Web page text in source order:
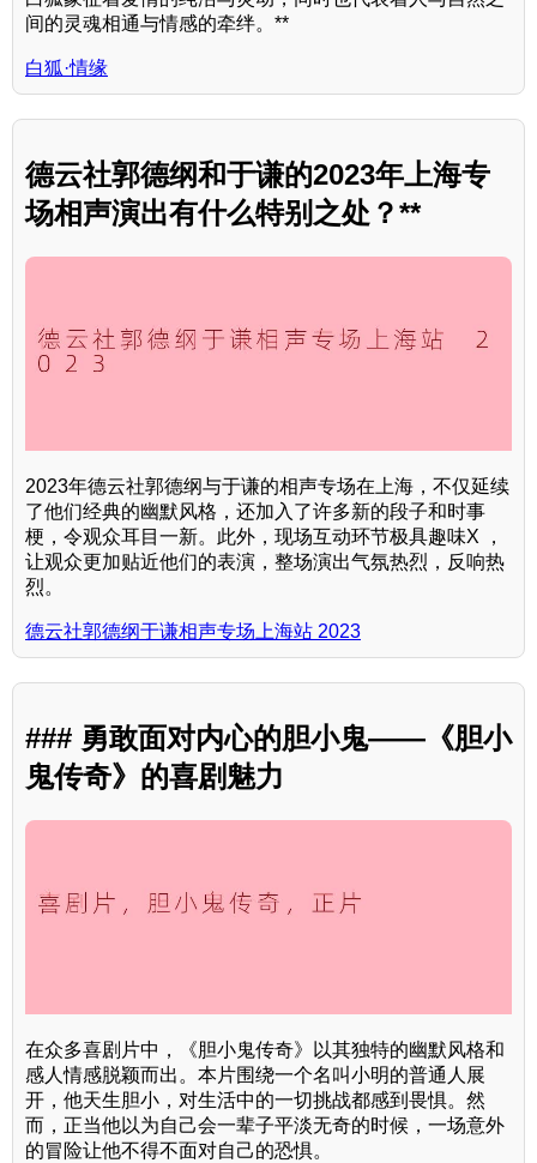
间的灵魂相通与情感的牵绊。**
白狐·情缘
德云社郭德纲和于谦的2023年上海专
场相声演出有什么特别之处？**
2023年德云社郭德纲与于谦的相声专场在上海，不仅延续
了他们经典的幽默风格，还加入了许多新的段子和时事
梗，令观众耳目一新。此外，现场互动环节极具趣味X ，
让观众更加贴近他们的表演，整场演出气氛热烈，反响热
烈。
德云社郭德纲于谦相声专场上海站 2023
### 勇敢面对内心的胆小鬼——《胆小
鬼传奇》的喜剧魅力
在众多喜剧片中，《胆小鬼传奇》以其独特的幽默风格和
感人情感脱颖而出。本片围绕一个名叫小明的普通人展
开，他天生胆小，对生活中的一切挑战都感到畏惧。然
而，正当他以为自己会一辈子平淡无奇的时候，一场意外
的冒险让他不得不面对自己的恐惧。